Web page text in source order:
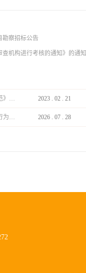
勘察招标公告
机构进行考核的通知》的通知
知 2023 . 02 . 21
的通知 2026 . 07 . 28